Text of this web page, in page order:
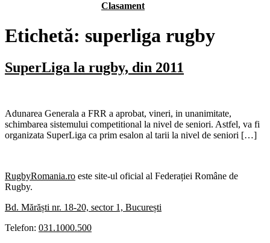
Clasament
Etichetă: superliga rugby
SuperLiga la rugby, din 2011
Adunarea Generala a FRR a aprobat, vineri, in unanimitate,
schimbarea sistemului competitional la nivel de seniori. Astfel, va fi
organizata SuperLiga ca prim esalon al tarii la nivel de seniori […]
RugbyRomania.ro este site-ul oficial al Federației Române de
Rugby.
Bd. Mărăști nr. 18-20, sector 1, București
Telefon: 031.1000.500